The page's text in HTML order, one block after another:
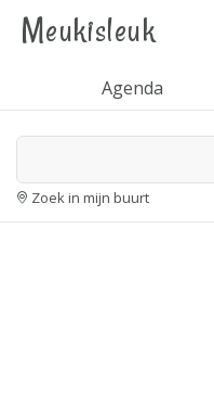
Meukisleuk
Agenda
Zoek in mijn buurt